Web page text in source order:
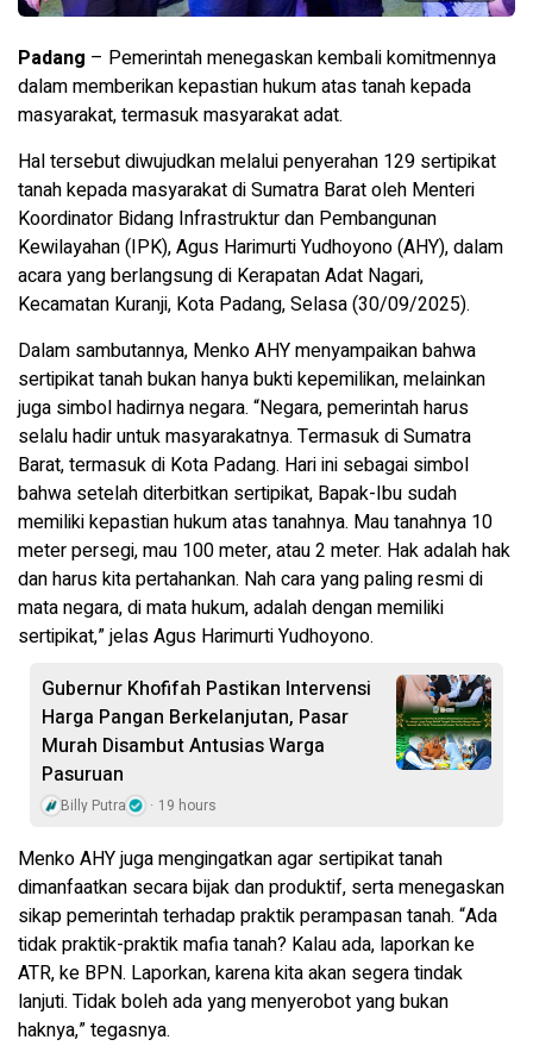
Padang – Pemerintah menegaskan kembali komitmennya
dalam memberikan kepastian hukum atas tanah kepada
masyarakat, termasuk masyarakat adat.
Hal tersebut diwujudkan melalui penyerahan 129 sertipikat
tanah kepada masyarakat di Sumatra Barat oleh Menteri
Koordinator Bidang Infrastruktur dan Pembangunan
Kewilayahan (IPK), Agus Harimurti Yudhoyono (AHY), dalam
acara yang berlangsung di Kerapatan Adat Nagari,
Kecamatan Kuranji, Kota Padang, Selasa (30/09/2025).
Dalam sambutannya, Menko AHY menyampaikan bahwa
sertipikat tanah bukan hanya bukti kepemilikan, melainkan
juga simbol hadirnya negara. “Negara, pemerintah harus
selalu hadir untuk masyarakatnya. Termasuk di Sumatra
Barat, termasuk di Kota Padang. Hari ini sebagai simbol
bahwa setelah diterbitkan sertipikat, Bapak-Ibu sudah
memiliki kepastian hukum atas tanahnya. Mau tanahnya 10
meter persegi, mau 100 meter, atau 2 meter. Hak adalah hak
dan harus kita pertahankan. Nah cara yang paling resmi di
mata negara, di mata hukum, adalah dengan memiliki
sertipikat,” jelas Agus Harimurti Yudhoyono.
Gubernur Khofifah Pastikan Intervensi
Harga Pangan Berkelanjutan, Pasar
Murah Disambut Antusias Warga
Pasuruan
Billy Putra 19 hours
Menko AHY juga mengingatkan agar sertipikat tanah
dimanfaatkan secara bijak dan produktif, serta menegaskan
sikap pemerintah terhadap praktik perampasan tanah. “Ada
tidak praktik-praktik mafia tanah? Kalau ada, laporkan ke
ATR, ke BPN. Laporkan, karena kita akan segera tindak
lanjuti. Tidak boleh ada yang menyerobot yang bukan
haknya,” tegasnya.